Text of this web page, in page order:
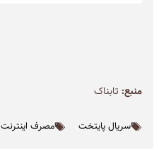
منبع: تابناک
سریال پایتخت مصرف اینترنت